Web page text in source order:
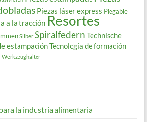
Piezas láser express Plegable
a la tracción Resortes
Silber Spiralfedern Technische
estampaciónTecnología de formación
Werkzeughalter
la industria alimentaria